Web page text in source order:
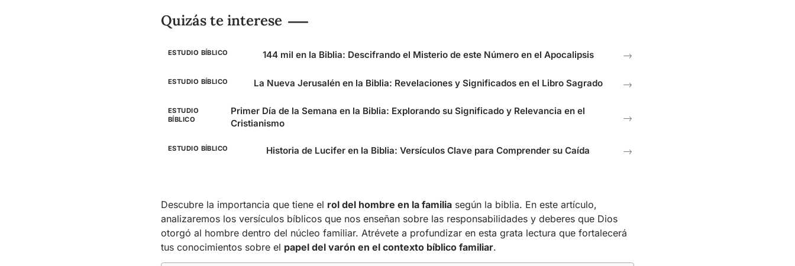
Quizás te interese
ESTUDIO BÍBLICO 144 mil en la Biblia: Descifrando el Misterio de este Número en el Apocalipsis →
ESTUDIO BÍBLICO La Nueva Jerusalén en la Biblia: Revelaciones y Significados en el Libro Sagrado →
ESTUDIO
BÍBLICO
Primer Día de la Semana en la Biblia: Explorando su Significado y Relevancia en el
Cristianismo
→
ESTUDIO BÍBLICO Historia de Lucifer en la Biblia: Versículos Clave para Comprender su Caída →
Descubre la importancia que tiene el rol del hombre en la familia según la biblia. En este artículo,
analizaremos los versículos bíblicos que nos enseñan sobre las responsabilidades y deberes que Dios
otorgó al hombre dentro del núcleo familiar. Atrévete a profundizar en esta grata lectura que fortalecerá
tus conocimientos sobre el papel del varón en el contexto bíblico familiar.